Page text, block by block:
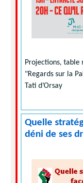
Projections, table
"Regards sur la
Tati d’Orsay
Quelle
déni de ses